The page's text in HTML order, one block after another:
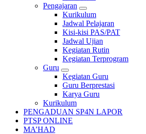
Pengajaran
Kurikulum
Jadwal Pelajaran
Kisi-kisi PAS/PAT
Jadwal Ujian
Kegiatan Rutin
Kegiatan Terprogram
Guru
Kegiatan Guru
Guru Berprestasi
Karya Guru
Kurikulum
PENGADUAN SP4N LAPOR
PTSP ONLINE
MA’HAD